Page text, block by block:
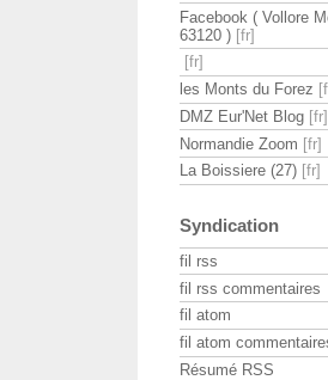
Facebook ( Vollore
63120 )
les Monts du Forez
DMZ Eur'Net Blog
Normandie Zoom
La Boissiere (27)
Syndication
fil rss
fil rss commentaires
fil atom
fil atom
Résumé RSS